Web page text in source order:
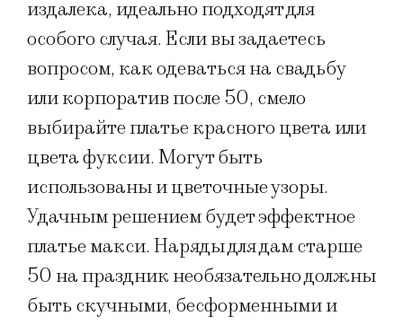
издалека, идеально подходят для
особого случая. Если вы задаетесь
вопросом, как одеваться на свадьбу
или корпоратив после 50, смело
выбирайте платье красного цвета или
цвета фуксии. Могут быть
использованы и цветочные узоры.
Удачным решением будет эффектное
платье макси. Наряды для дам старше
50 на праздник необязательно должны
быть скучными, бесформенными и